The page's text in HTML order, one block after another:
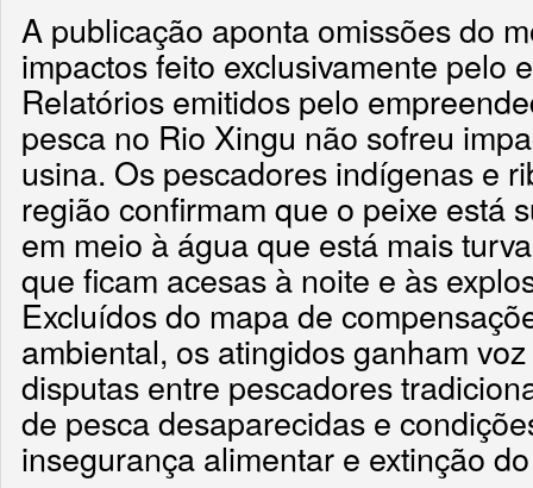
A publicação aponta omissões do
impactos feito exclusivamente pelo
Relatórios emitidos pelo
pesca no Rio Xingu não sofreu
usina. Os pescadores indígenas e
região confirmam que o peixe está
em meio à água que está mais
que ficam acesas à noite e às
Excluídos do mapa de
ambiental, os atingidos ganham
disputas entre pescadores
de pesca desaparecidas e
insegurança alimentar e extinção